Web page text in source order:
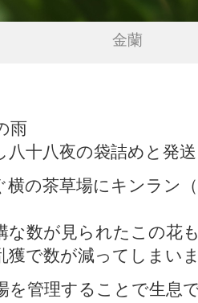
金蘭
雨
八十八夜の袋詰めと発
横の茶草場にキンラン
な数が見られたこの花
獲で数が減ってしまい
を管理することで生息